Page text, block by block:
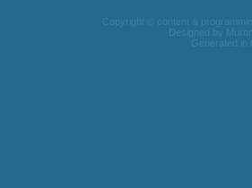
Copyright © content &
Designed by
Generated in